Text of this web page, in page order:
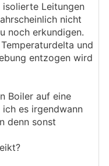
Leitungen
nicht
noch erkundigen.
und
entzogen wird
Boiler auf eine
es irgendwann
denn sonst